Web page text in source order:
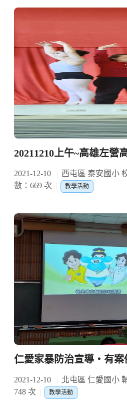
20211210上午~高雄左營
2021-12-10 西屯區 泰安國小
數：669 次
教學活動
仁愛家暴防治宣導‧有案
2021-12-10 北屯區 仁愛國小
748 次
教學活動